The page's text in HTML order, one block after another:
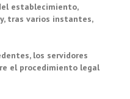
establecimiento,
tras varios instantes,
los servidores
el procedimiento legal